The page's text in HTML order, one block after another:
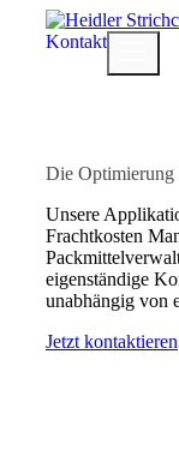
InhaltKontakt
Die Optimierung
Unsere
Frachtkosten
eigenständige
unabhängig von
Jetzt kontaktieren